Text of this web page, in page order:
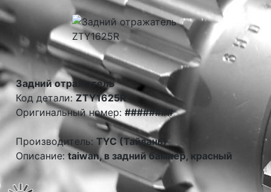
Задний отражатель
Код детали: ZTY1625R
Оригинальный номер: ########
Производитель:TYC (Тайвань)
Описание:taiwan, в задний бампер, красный